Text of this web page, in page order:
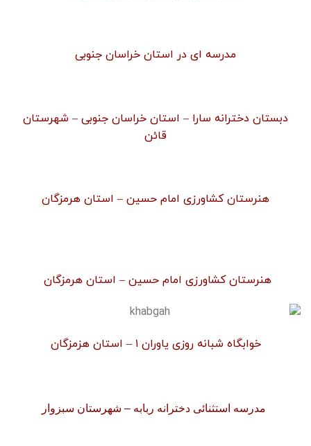
مدرسه ای در استان خراسان جنوبی
دبستان دخترانه سارا – استان خراسان جنوبی – شهرستان
قائن
هنرستان کشاورزی امام حسین – استان هرمزگان
هنرستان کشاورزی امام حسین – استان هرمزگان
خوابگاه شبانه روزی یاوران ۱ – استان هزمزگان
مدرسه استثنائی دخترانه ربابه – شهرستان سبزوار